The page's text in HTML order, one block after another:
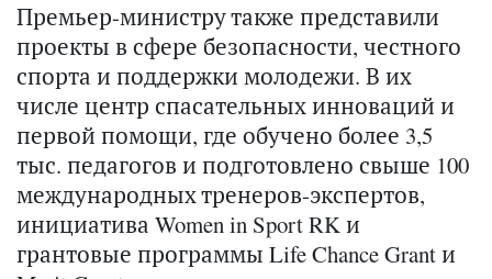
Премьер-министру также представили
проекты в сфере безопасности, честного
спорта и поддержки молодежи. В их
числе центр спасательных инноваций и
первой помощи, где обучено более 3,5
тыс. педагогов и подготовлено свыше 100
международных тренеров-экспертов,
инициатива Women in Sport RK и
грантовые программы Life Chance Grant и